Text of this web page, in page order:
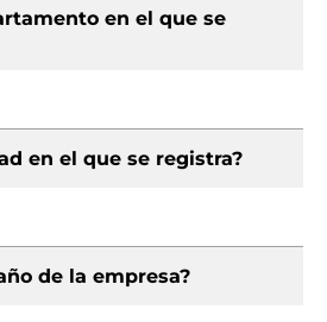
en el que se
en el que se registra?
de la empresa?